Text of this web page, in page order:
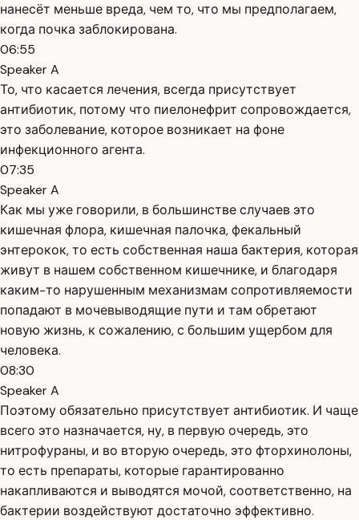
нанесёт меньше вреда, чем то, что мы предполагаем,
когда почка заблокирована.
06:55
Speaker A
То, что касается лечения, всегда присутствует
антибиотик, потому что пиелонефрит сопровождается,
это заболевание, которое возникает на фоне
инфекционного агента.
07:35
Speaker A
Как мы уже говорили, в большинстве случаев это
кишечная флора, кишечная палочка, фекальный
энтерокок, то есть собственная наша бактерия, которая
живут в нашем собственном кишечнике, и благодаря
каким-то нарушенным механизмам сопротивляемости
попадают в мочевыводящие пути и там обретают
новую жизнь, к сожалению, с большим ущербом для
человека.
08:30
Speaker A
Поэтому обязательно присутствует антибиотик. И чаще
всего это назначается, ну, в первую очередь, это
нитрофураны, и во вторую очередь, это фторхинолоны,
то есть препараты, которые гарантированно
накапливаются и выводятся мочой, соответственно, на
бактерии воздействуют достаточно эффективно.